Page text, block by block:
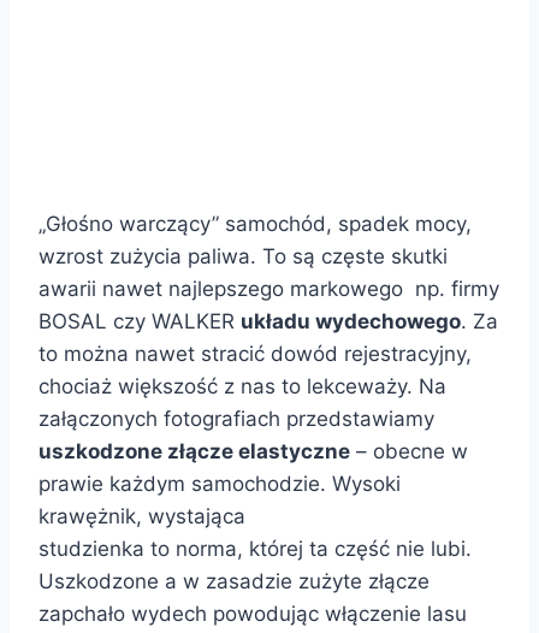
„Głośno warczący” samochód, spadek mocy,
wzrost zużycia paliwa. To są częste skutki
awarii nawet najlepszego markowego np. firmy
BOSAL czy WALKER układu wydechowego. Za
to można nawet stracić dowód rejestracyjny,
chociaż większość z nas to lekceważy. Na
załączonych fotografiach przedstawiamy
uszkodzone złącze elastyczne – obecne w
prawie każdym samochodzie. Wysoki
krawężnik, wystająca
studzienka to norma, której ta część nie lubi.
Uszkodzone a w zasadzie zużyte złącze
zapchało wydech powodując włączenie lasu